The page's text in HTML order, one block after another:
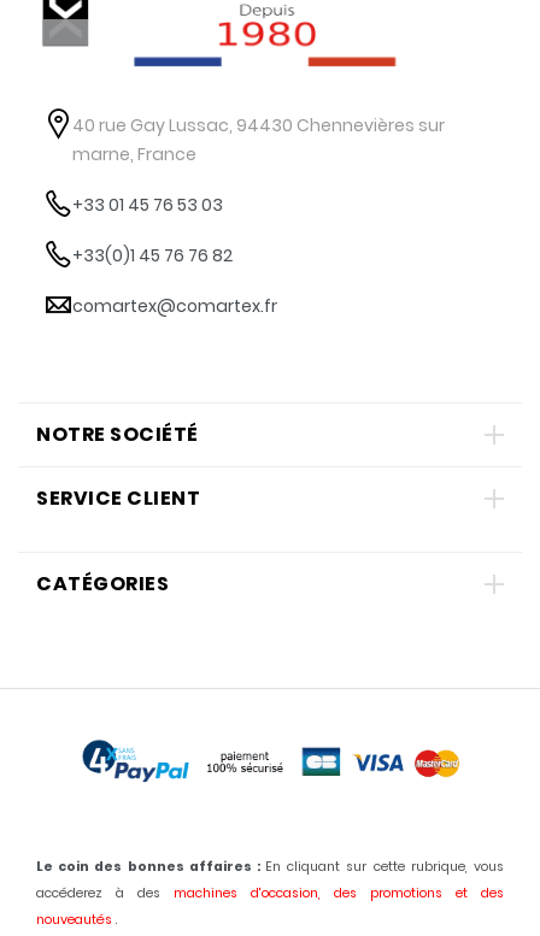
40 rue Gay Lussac, 94430 Chennevières sur
marne, France
+33 01 45 76 53 03
+33(0)1 45 76 76 82
comartex@comartex.fr
NOTRE SOCIÉTÉ
SERVICE CLIENT
CATÉGORIES
Le coin des bonnes affaires : En cliquant sur cette rubrique, vous
accéderez à des machines d'occasion, des promotions et des
nouveautés .